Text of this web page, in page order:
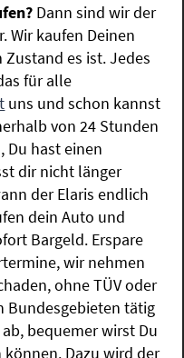
Dann sind wir der
Wir kaufen Deinen
es ist. Jedes
für alle
uns und schon kannst
von 24 Stunden
Du hast einen
dir nicht länger
der Elaris endlich
dein Auto und
Bargeld. Erspare
wir nehmen
ohne TÜV oder
Bundesgebieten tätig
bequemer wirst Du
Dazu wird der